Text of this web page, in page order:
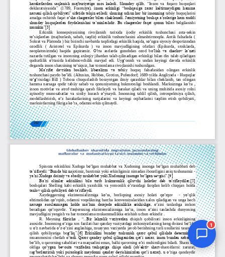
1
Jurnal Yordamchisi
Onlayn